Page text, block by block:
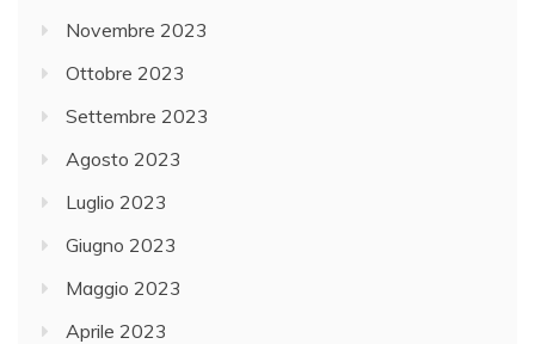
Novembre 2023
Ottobre 2023
Settembre 2023
Agosto 2023
Luglio 2023
Giugno 2023
Maggio 2023
Aprile 2023